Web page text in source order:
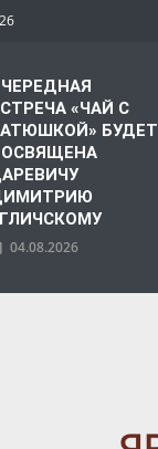
«ЧАЙ С
БУДЕТ
04.08.2026